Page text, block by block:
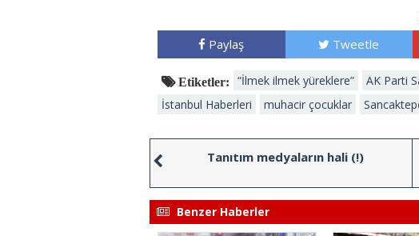
Paylaş Tweetle
Etiketler: “İlmek ilmek yüreklere” AK Parti
İstanbul Haberleri
muhacir çocuklar
Tanıtım medyaların hali (!)
Benzer Haberler